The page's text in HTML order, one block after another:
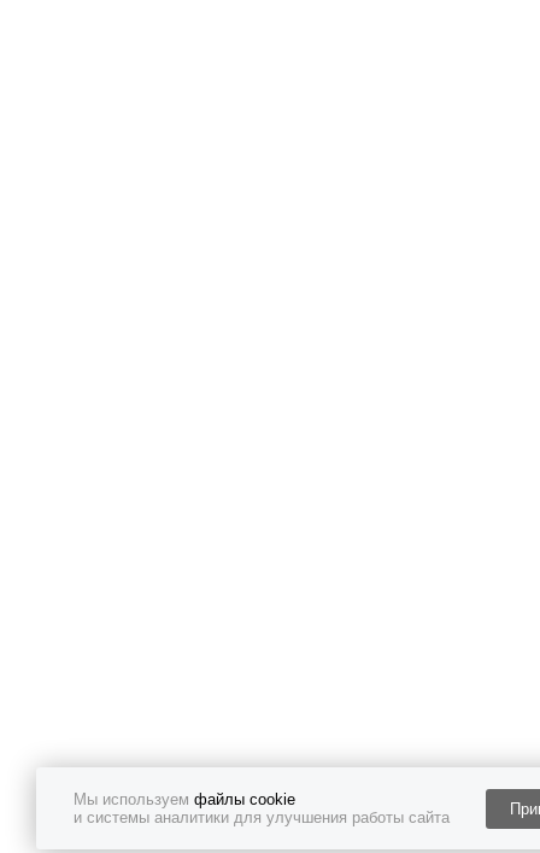
Мы используем файлы cookie
и системы аналитики для улучшения работы сайта